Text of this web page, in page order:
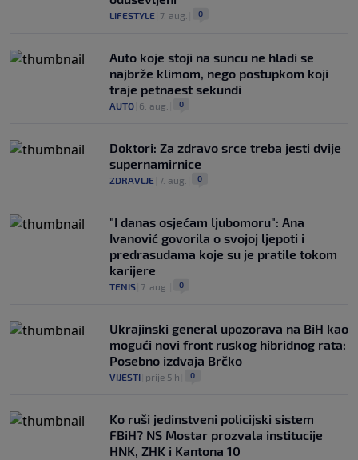
LIFESTYLE 7. aug. 0
Auto koje stoji na suncu ne hladi se
najbrže klimom, nego postupkom koji
traje petnaest sekundi
AUTO 6. aug. 0
Doktori: Za zdravo srce treba jesti dvije
supernamirnice
ZDRAVLJE 7. aug. 0
"I danas osjećam ljubomoru": Ana
Ivanović govorila o svojoj ljepoti i
predrasudama koje su je pratile tokom
karijere
TENIS 7. aug. 0
Ukrajinski general upozorava na BiH kao
mogući novi front ruskog hibridnog rata:
Posebno izdvaja Brčko
VIJESTI prije 5 h 0
Ko ruši jedinstveni policijski sistem
FBiH? NS Mostar prozvala institucije
HNK, ZHK i Kantona 10